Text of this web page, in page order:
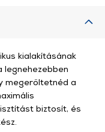
kialakításának
legnehezebben
megerőltetnéd a
biztosít, és